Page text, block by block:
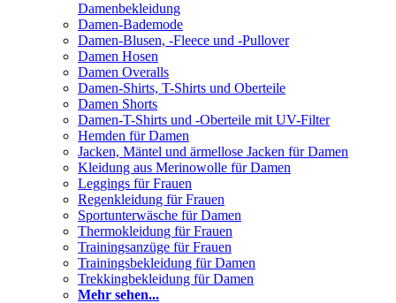
Damenbekleidung
Damen-Bademode
Damen-Blusen, -Fleece und -Pullover
Damen Hosen
Damen Overalls
Damen-Shirts, T-Shirts und Oberteile
Damen Shorts
Damen-T-Shirts und -Oberteile mit UV-Filter
Hemden für Damen
Jacken, Mäntel und ärmellose Jacken für Damen
Kleidung aus Merinowolle für Damen
Leggings für Frauen
Regenkleidung für Frauen
Sportunterwäsche für Damen
Thermokleidung für Frauen
Trainingsanzüge für Frauen
Trainingsbekleidung für Damen
Trekkingbekleidung für Damen
Mehr sehen...